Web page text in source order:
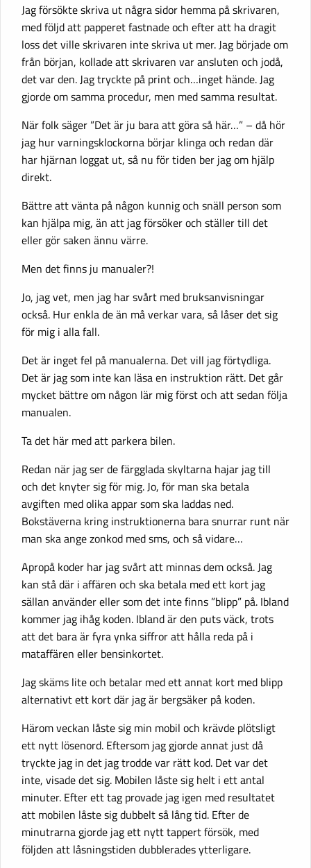
Jag försökte skriva ut några sidor hemma på skrivaren,
med följd att papperet fastnade och efter att ha dragit
loss det ville skrivaren inte skriva ut mer. Jag började om
från början, kollade att skrivaren var ansluten och jodå,
det var den. Jag tryckte på print och…inget hände. Jag
gjorde om samma procedur, men med samma resultat.
När folk säger ”Det är ju bara att göra så här…” – då hör
jag hur varningsklockorna börjar klinga och redan där
har hjärnan loggat ut, så nu för tiden ber jag om hjälp
direkt.
Bättre att vänta på någon kunnig och snäll person som
kan hjälpa mig, än att jag försöker och ställer till det
eller gör saken ännu värre.
Men det finns ju manualer?!
Jo, jag vet, men jag har svårt med bruksanvisningar
också. Hur enkla de än må verkar vara, så låser det sig
för mig i alla fall.
Det är inget fel på manualerna. Det vill jag förtydliga.
Det är jag som inte kan läsa en instruktion rätt. Det går
mycket bättre om någon lär mig först och att sedan följa
manualen.
Ta det här med att parkera bilen.
Redan när jag ser de färgglada skyltarna hajar jag till
och det knyter sig för mig. Jo, för man ska betala
avgiften med olika appar som ska laddas ned.
Bokstäverna kring instruktionerna bara snurrar runt när
man ska ange zonkod med sms, och så vidare…
Apropå koder har jag svårt att minnas dem också. Jag
kan stå där i affären och ska betala med ett kort jag
sällan använder eller som det inte finns ”blipp” på. Ibland
kommer jag ihåg koden. Ibland är den puts väck, trots
att det bara är fyra ynka siffror att hålla reda på i
mataffären eller bensinkortet.
Jag skäms lite och betalar med ett annat kort med blipp
alternativt ett kort där jag är bergsäker på koden.
Härom veckan låste sig min mobil och krävde plötsligt
ett nytt lösenord. Eftersom jag gjorde annat just då
tryckte jag in det jag trodde var rätt kod. Det var det
inte, visade det sig. Mobilen låste sig helt i ett antal
minuter. Efter ett tag provade jag igen med resultatet
att mobilen låste sig dubbelt så lång tid. Efter de
minutrarna gjorde jag ett nytt tappert försök, med
följden att låsningstiden dubblerades ytterligare.